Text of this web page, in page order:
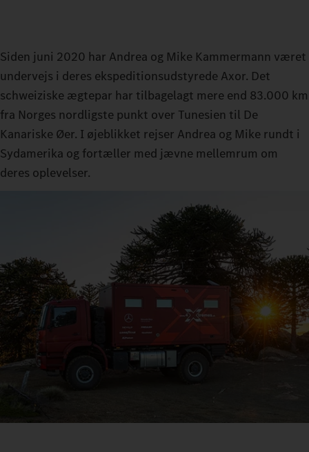
Siden juni 2020 har Andrea og Mike Kammermann været
undervejs i deres ekspeditionsudstyrede Axor. Det
schweiziske ægtepar har tilbagelagt mere end 83.000 km
fra Norges nordligste punkt over Tunesien til De
Kanariske Øer. I øjeblikket rejser Andrea og Mike rundt i
Sydamerika og fortæller med jævne mellemrum om
deres oplevelser.